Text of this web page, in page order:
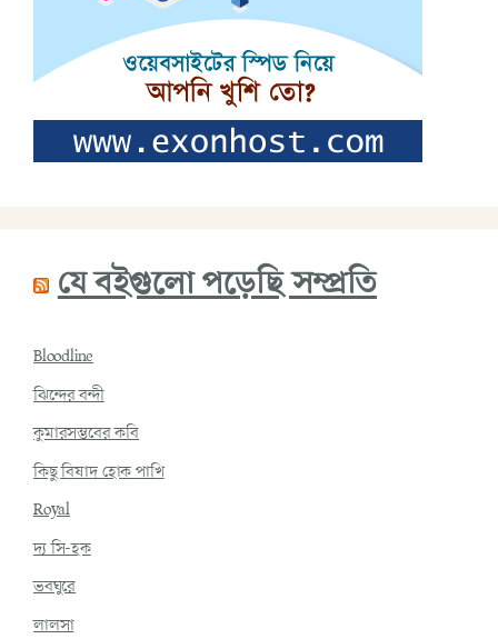
যে বইগুলো পড়েছি সম্প্রতি
Bloodline
ঝিন্দের বন্দী
কুমারসম্ভবের কবি
কিছু বিষাদ হোক পাখি
Royal
দ্য সি-হক
ভবঘুরে
লালসা